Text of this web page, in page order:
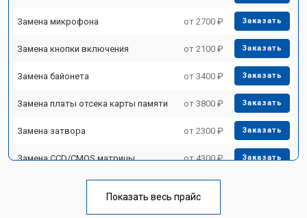
Замена микрофона от 2700 ₽ Заказать
Замена кнопки включения от 2100 ₽ Заказать
Замена байонета от 3400 ₽ Заказать
Замена платы отсека карты памяти от 3800 ₽ Заказать
Замена затвора от 2300 ₽ Заказать
Замена CCD/CMOS матрицы от 4300 ₽ Заказать
Показать весь прайс